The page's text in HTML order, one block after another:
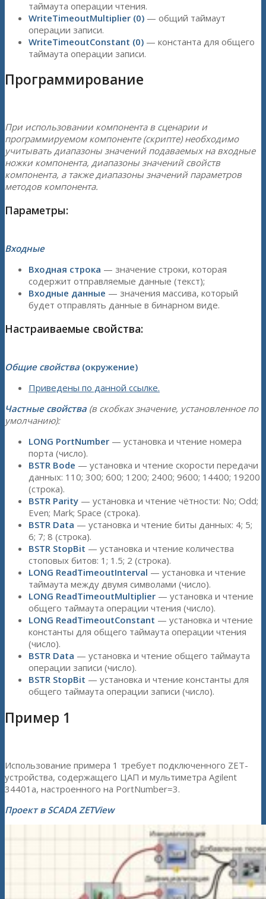
таймаута операции чтения.
WriteTimeoutMultiplier (0) — общий таймаут
операции записи.
WriteTimeoutConstant (0) — константа для общего
таймаута операции записи.
Программирование
При использовании компонента в сценарии и
программируемом компоненте (скрипте) необходимо
учитывать диапазоны значений подаваемых на входные
ножки компонента, диапазоны значений свойств
компонента, а также диапазоны значений параметров
методов компонента.
Параметры:
Входные
Входная строка — значение строки, которая
содержит отправляемые данные (текст);
Входные данные — значения массива, который
будет отправлять данные в бинарном виде.
Настраиваемые свойства:
Общие свойства (окружение)
Приведены по данной ссылке.
Частные свойства (в скобках значение, установленное по
умолчанию):
LONG PortNumber — установка и чтение номера
порта (число).
BSTR Bode — установка и чтение скорости передачи
данных: 110; 300; 600; 1200; 2400; 9600; 14400; 19200
(строка).
BSTR Parity — установка и чтение чётности: No; Odd;
Even; Mark; Space (строка).
BSTR Data — установка и чтение биты данных: 4; 5;
6; 7; 8 (строка).
BSTR StopBit — установка и чтение количества
стоповых битов: 1; 1.5; 2 (строка).
LONG ReadTimeoutInterval — установка и чтение
таймаута между двумя символами (число).
LONG ReadTimeoutMultiplier — установка и чтение
общего таймаута операции чтения (число).
LONG ReadTimeoutConstant — установка и чтение
константы для общего таймаута операции чтения
(число).
BSTR Data — установка и чтение общего таймаута
операции записи (число).
BSTR StopBit — установка и чтение константы для
общего таймаута операции записи (число).
Пример 1
Использование примера 1 требует подключенного ZET-
устройства, содержащего ЦАП и мультиметра Agilent
34401a, настроенного на PortNumber=3.
Проект в SCADA ZETView